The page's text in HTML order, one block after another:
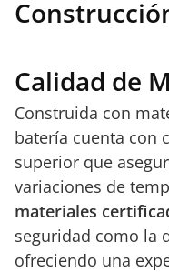
Calidad de
Construida con
batería cuenta con
superior que
variaciones de
materiales
seguridad como la
ofreciendo una